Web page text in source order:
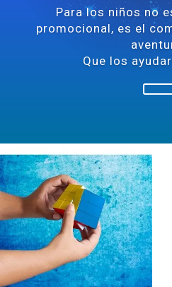
Para los niños no
promocional, es el
Que los